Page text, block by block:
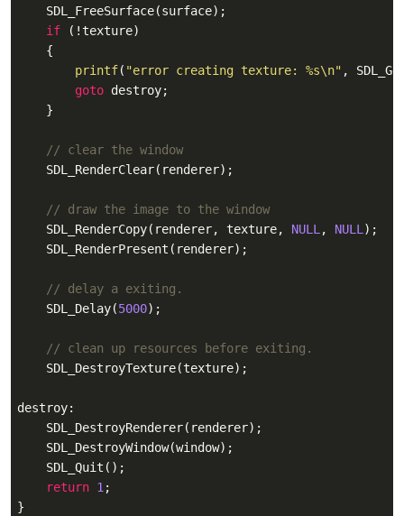
    SDL_FreeSurface(surface);
if (!texture)
    {
printf( "error creating texture: %s\n" ,
goto destroy;
    }
// clear the window
    SDL_RenderClear(renderer);
// draw the image to the window
    SDL_RenderCopy(renderer, texture,
NULL , NULL );
    SDL_RenderPresent(renderer);
// delay a exiting.
    SDL_Delay(
5000);
// clean up resources before exiting.
    SDL_DestroyTexture(texture);
destroy:
    SDL_DestroyRenderer(renderer);
    SDL_DestroyWindow(window);
    SDL_Quit();
return 1 ;
}